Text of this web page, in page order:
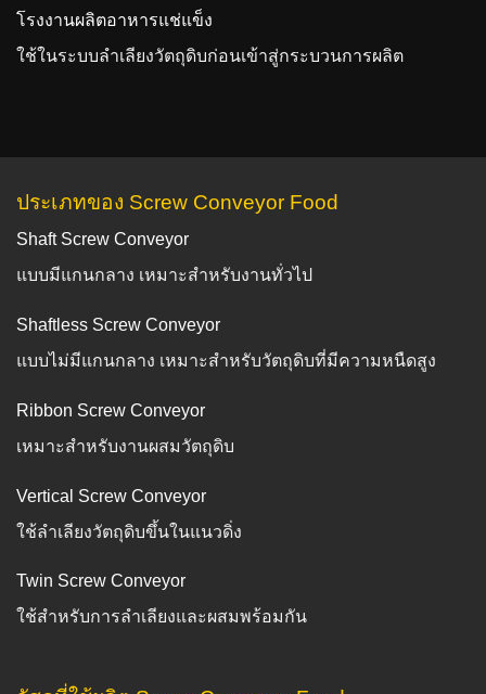
โรงงานผลิตอาหารแช่แข็ง
ใช้ในระบบลำเลียงวัตถุดิบก่อนเข้าสู่กระบวนการผลิต
ประเภทของ Screw Conveyor Food
Shaft Screw Conveyor
แบบมีแกนกลาง เหมาะสำหรับงานทั่วไป
Shaftless Screw Conveyor
แบบไม่มีแกนกลาง เหมาะสำหรับวัตถุดิบที่มีความหนืดสูง
Ribbon Screw Conveyor
เหมาะสำหรับงานผสมวัตถุดิบ
Vertical Screw Conveyor
ใช้ลำเลียงวัตถุดิบขึ้นในแนวดิ่ง
Twin Screw Conveyor
ใช้สำหรับการลำเลียงและผสมพร้อมกัน